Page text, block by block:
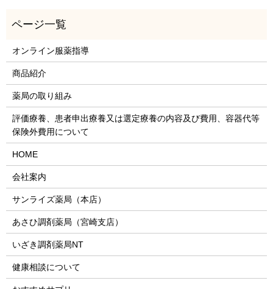
オンライン服薬指導
商品紹介
薬局の取り組み
評価療養、患者申出療養又は選定療養の内容及び費用、容器代等
保険外費用について
HOME
会社案内
サンライズ薬局（本店）
あさひ調剤薬局（宮崎支店）
いざき調剤薬局NT
健康相談について